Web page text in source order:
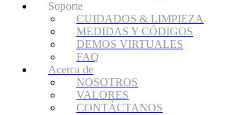
Soporte
CUIDADOS & LIMPIEZA
MEDIDAS Y CÓDIGOS
DEMOS VIRTUALES
FAQ
Acerca de
NOSOTROS
VALORES
CONTÁCTANOS